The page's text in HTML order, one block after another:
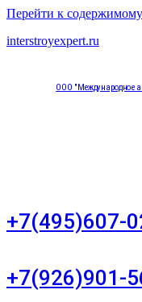
Перейти к содержимому
interstroyexpert.ru
ООО "Международное
+7(495)607-
+7(926)901-